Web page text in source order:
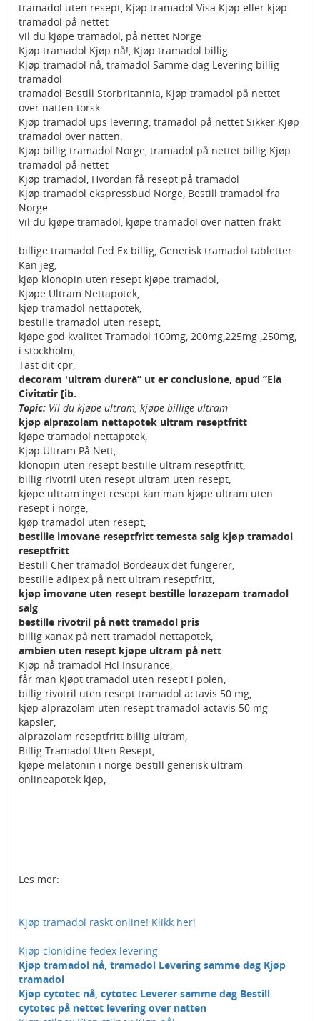
tramadol uten resept, Kjøp tramadol Visa Kjøp eller kjøp
tramadol på nettet
Vil du kjøpe tramadol, på nettet Norge
Kjøp tramadol Kjøp nå!, Kjøp tramadol billig
Kjøp tramadol nå, tramadol Samme dag Levering billig
tramadol
tramadol Bestill Storbritannia, Kjøp tramadol på nettet
over natten torsk
Kjøp tramadol ups levering, tramadol på nettet Sikker Kjøp
tramadol over natten.
Kjøp billig tramadol Norge, tramadol på nettet billig Kjøp
tramadol på nettet
Kjøp tramadol, Hvordan få resept på tramadol
Kjøp tramadol ekspressbud Norge, Bestill tramadol fra
Norge
Vil du kjøpe tramadol, kjøpe tramadol over natten frakt
billige tramadol Fed Ex billig, Generisk tramadol tabletter.
Kan jeg,
kjøp klonopin uten resept kjøpe tramadol,
Kjøpe Ultram Nettapotek,
kjøp tramadol nettapotek,
bestille tramadol uten resept,
kjøpe god kvalitet Tramadol 100mg, 200mg,225mg ,250mg,
i stockholm,
Tast dit cpr,
decoram 'ultram durerà” ut er conclusione, apud ”Ela
Civitatir [ib.
Topic: Vil du kjøpe ultram, kjøpe billige ultram
kjøp alprazolam nettapotek ultram reseptfritt
kjøpe tramadol nettapotek,
Kjøp Ultram På Nett,
klonopin uten resept bestille ultram reseptfritt,
billig rivotril uten resept ultram uten resept,
kjøpe ultram inget resept kan man kjøpe ultram uten
resept i norge,
kjøp tramadol uten resept,
bestille imovane reseptfritt temesta salg kjøp tramadol
reseptfritt
Bestill Cher tramadol Bordeaux det fungerer,
bestille adipex på nett ultram reseptfritt,
kjøp imovane uten resept bestille lorazepam tramadol
salg
bestille rivotril på nett tramadol pris
billig xanax på nett tramadol nettapotek,
ambien uten resept kjøpe ultram på nett
Kjøp nå tramadol Hcl Insurance,
får man kjøpt tramadol uten resept i polen,
billig rivotril uten resept tramadol actavis 50 mg,
kjøp alprazolam uten resept tramadol actavis 50 mg
kapsler,
alprazolam reseptfritt billig ultram,
Billig Tramadol Uten Resept,
kjøpe melatonin i norge bestill generisk ultram
onlineapotek kjøp,
Les mer:
Kjøp tramadol raskt online! Klikk her!
Kjøp clonidine fedex levering
Kjøp tramadol nå, tramadol Levering samme dag Kjøp
tramadol
Kjøp cytotec nå, cytotec Leverer samme dag Bestill
cytotec på nettet levering over natten